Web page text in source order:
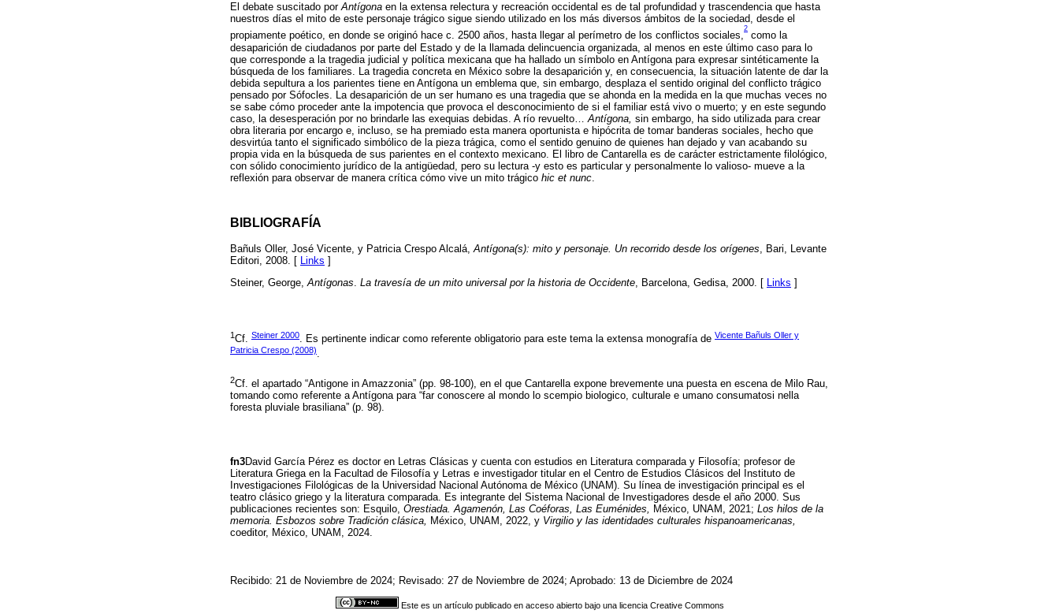
El debate suscitado porAntígona en la extensa relectura y recreación occidental es de tal profundidad y trascendencia que hasta
nuestros días el mito de este personaje trágico sigue siendo utilizado en los más diversos ámbitos de la sociedad, desde el
propiamente poético, en donde se originó hace c. 2500 años, hasta llegar al perímetro de los conflictos sociales,
2
como la
desaparición de ciudadanos por parte del Estado y de la llamada delincuencia organizada, al menos en este último caso para lo
que corresponde a la tragedia judicial y política mexicana que ha hallado un símbolo en Antígona para expresar sintéticamente la
búsqueda de los familiares. La tragedia concreta en México sobre la desaparición y, en consecuencia, la situación latente de dar la
debida sepultura a los parientes tiene en Antígona un emblema que, sin embargo, desplaza el sentido original del conflicto trágico
pensado por Sófocles. La desaparición de un ser humano es una tragedia que se ahonda en la medida en la que muchas veces no
se sabe cómo proceder ante la impotencia que provoca el desconocimiento de si el familiar está vivo o muerto; y en este segundo
caso, la desesperación por no brindarle las exequias debidas. A río revuelto… Antígona, sin embargo, ha sido utilizada para crear
obra literaria por encargo e, incluso, se ha premiado esta manera oportunista e hipócrita de tomar banderas sociales, hecho que
desvirtúa tanto el significado simbólico de la pieza trágica, como el sentido genuino de quienes han dejado y van acabando su
propia vida en la búsqueda de sus parientes en el contexto mexicano. El libro de Cantarella es de carácter estrictamente filológico,
con sólido conocimiento jurídico de la antigüedad, pero su lectura -y esto es particular y personalmente lo valioso- mueve a la
reflexión para observar de manera crítica cómo vive un mito trágico hic et nunc
BIBLIOGRAFÍA
Bañuls Oller, José Vicente, y Patricia Crespo Alcalá, Antígona(s): mito y personaje. Un recorrido desde los orígenes , Bari, Levante
Editori, 2008. [
Links ]
Steiner, George,Antígonas. La travesía de un mito universal por la historia de Occidente, Barcelona, Gedisa, 2000. [ Links ]
1 Cf. Steiner 2000. Es pertinente indicar como referente obligatorio para este tema la extensa monografía de Vicente Bañuls Oller y
Patricia Crespo (2008).
2Cf. el apartado “Antigone in Amazzonia” (pp. 98-100), en el que Cantarella expone brevemente una puesta en escena de Milo Rau,
tomando como referente a Antígona para “far conoscere al mondo lo scempio biologico, culturale e umano consumatosi nella
foresta pluviale brasiliana” (p. 98).
fn3David García Pérez es doctor en Letras Clásicas y cuenta con estudios en Literatura comparada y Filosofía; profesor de
Literatura Griega en la Facultad de Filosofía y Letras e investigador titular en el Centro de Estudios Clásicos del Instituto de
Investigaciones Filológicas de la Universidad Nacional Autónoma de México (UNAM). Su línea de investigación principal es el
teatro clásico griego y la literatura comparada. Es integrante del Sistema Nacional de Investigadores desde el año 2000. Sus
publicaciones recientes son: Esquilo, Orestiada. Agamenón, Las Coéforas, Las Euménides, México, UNAM, 2021; Los hilos de la
memoria. Esbozos sobre Tradición clásica, México, UNAM, 2022, y Virgilio y las identidades culturales hispanoamericanas,
coeditor, México, UNAM, 2024.
Recibido: 21 de Noviembre de 2024; Revisado: 27 de Noviembre de 2024; Aprobado: 13 de Diciembre de 2024
Este es un artículo publicado en acceso abierto bajo una licencia Creative Commons